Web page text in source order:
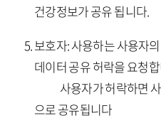
건강정보가 공유 됩니다.
보호자: 사용하는 사용자
데이터 공유 허락을 요청
사용자가 허락하면 사
으로 공유됩니다